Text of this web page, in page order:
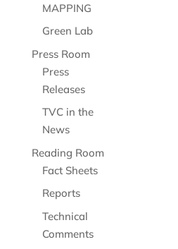
MAPPING
Green Lab
Press Room
Press
Releases
TVC in the
News
Reading Room
Fact Sheets
Reports
Technical
Comments